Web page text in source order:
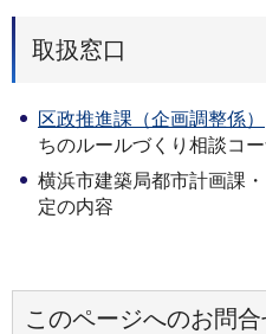
取扱窓口
区政推進課（企画調整係）
ちのルールづくり相談コ
横浜市建築局都市計画課
定の内容
このページへのお問合